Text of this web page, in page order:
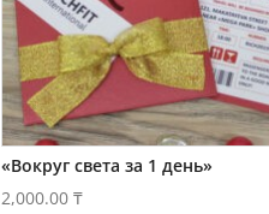
«Вокруг света за 1 день»
2,000.00₸